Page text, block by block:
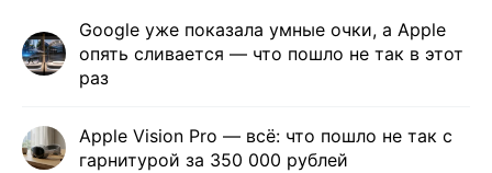
Google уже показала умные очки, а Apple
опять сливается — что пошло не так в этот
раз
Apple Vision Pro — всё: что пошло не так с
гарнитурой за 350 000 рублей